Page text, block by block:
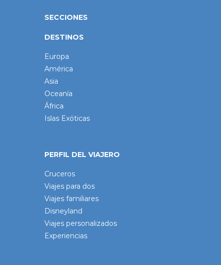
SECCIONES
DESTINOS
Europa
América
Asia
Oceanía
África
Islas Exóticas
PERFIL DEL VIAJERO
Cruceros
Viajes para dos
Viajes familiares
Disneyland
Viajes personalizados
Experiencias